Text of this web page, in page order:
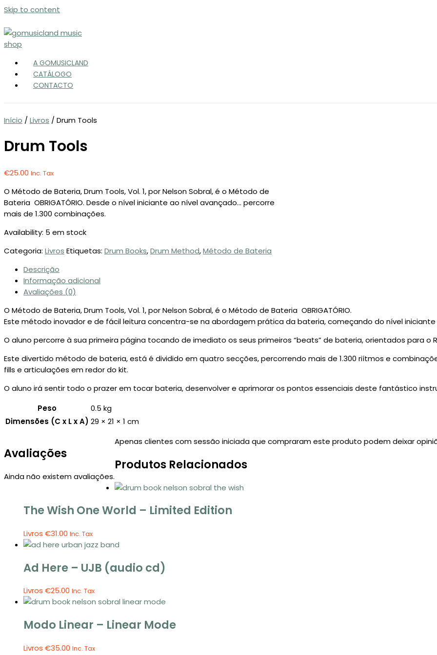
Skip to content
A GOMUSICLAND
CATÁLOGO
CONTACTO
Início / Livros / Drum Tools
Drum Tools
€25.00 Inc. Tax
O Método de Bateria, Drum Tools, Vol. 1, por Nelson Sobral, é o Método de
Bateria OBRIGATÓRIO. Desde o nível iniciante ao nível avançado… percorre
mais de 1.300 combinações.
Availability: 5 em stock
Categoria: Livros Etiquetas: Drum Books,Drum Method,Método de Bateria
Descrição
Informação adicional
Avaliações (0)
O Método de Bateria, Drum Tools, Vol. 1, por Nelson Sobral, é o Método de Bateria OBRIGATÓRIO.
Este método inovador e de fácil leitura concentra-se na abordagem prática da bateria, começando do nível
O aluno percorre à sua primeira página tocando de imediato os seus primeiros “beats” de bateria, orientados para o
Este divertido método de bateria, está é dividido em quatro secções, percorrendo mais de 1.300 riítmos e
fills e articulações em redor do kit.
O aluno irá sentir todo o prazer em tocar bateria, desenvolver e aprimorar os pontos essenciais deste fantástico
Peso
0.5 kg
Dimensões (C x L x A) 29 × 21 × 1 cm
Avaliações
Ainda não existem avaliações.
Apenas clientes com sessão iniciada que compraram este produto podem deixar
Produtos Relacionados
The Wish One World – Limited Edition
Livros €31.00 Inc. Tax
Ad Here – UJB (audio cd)
Livros €25.00 Inc. Tax
Modo Linear – Linear Mode
Livros €35.00 Inc. Tax